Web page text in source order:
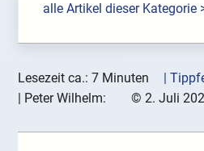
alle Artikel dieser Kategorie
Lesezeit ca.: 7 Minuten
|
Peter Wilhelm: © 2. Juli